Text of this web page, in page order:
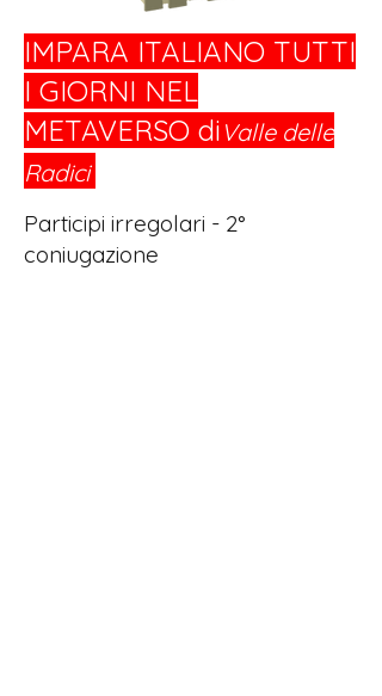
IMPARA ITALIANO TUTTI
I GIORNI NEL
METAVERSO di Valle delle
Radici
Participi irregolari - 2°
coniugazione